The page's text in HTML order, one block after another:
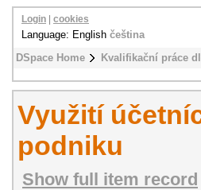
DSpace Home Kvalifikační práce
Login cookies
Language: English čeština
Využití
podniku
Show full item record